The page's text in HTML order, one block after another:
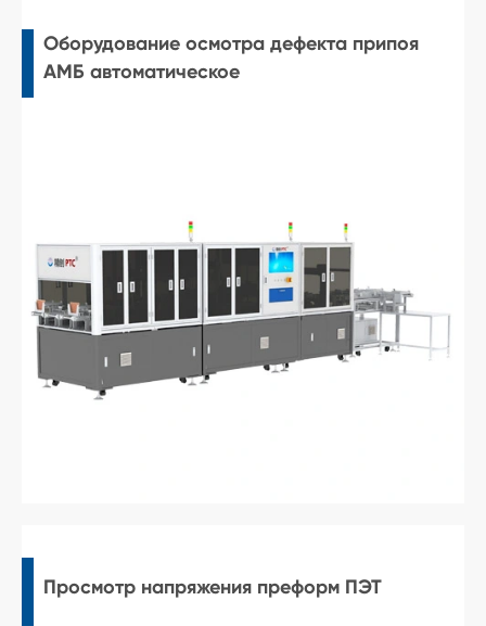
Оборудование осмотра дефекта припоя
АМБ автоматическое
Просмотр напряжения преформ ПЭТ